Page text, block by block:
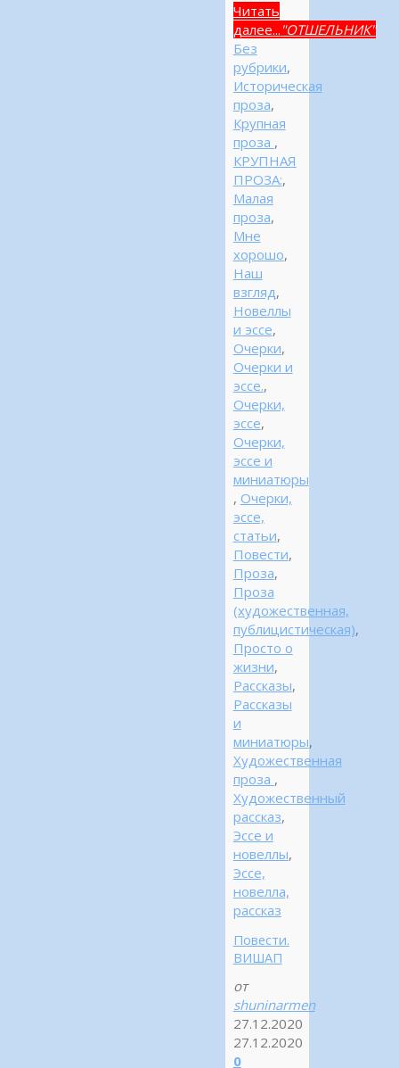
Читать
далее... "ОТШЕЛЬНИК"
Без
рубрики,
Историческая
проза,
Крупная
проза ,
КРУПНАЯ
ПРОЗА:,
Малая
проза,
Мне
хорошо,
Наш
взгляд,
Новеллы
и эссе,
Очерки,
Очерки и
эссе.,
Очерки,
эссе,
Очерки,
эссе и
миниатюры
, Очерки,
эссе,
статьи,
Повести,
Проза,
Проза
(художественная,
публицистическая),
Просто о
жизни,
Рассказы,
Рассказы
и
миниатюры,
Художественная
проза ,
Художественный
рассказ,
Эссе и
новеллы,
Эссе,
новелла,
рассказ
Повести.
ВИШАП
от
shuninarmen
27.12.2020
27.12.2020
0